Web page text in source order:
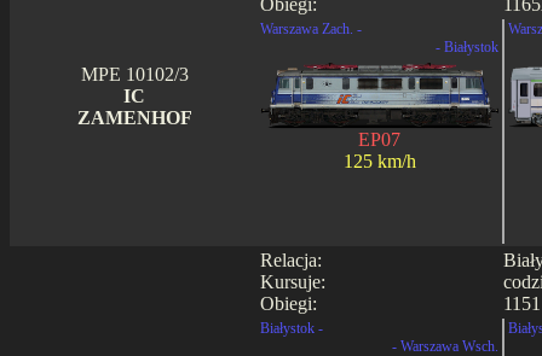
Obiegi:
MPE 10102/3
IC
ZAMENHOF
Warszawa Zach. -
- Białystok
EP07
125 km/h
Relacja:
Kursuje:
Obiegi:
Białystok -
- Warszawa Wsch.